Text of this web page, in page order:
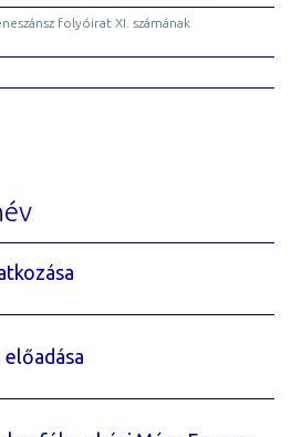
folyóirat XI. számának